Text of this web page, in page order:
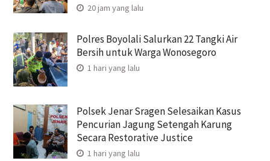
20 jam yang lalu
Polres Boyolali Salurkan 22 Tangki Air
Bersih untuk Warga Wonosegoro
1 hari yang lalu
Polsek Jenar Sragen Selesaikan Kasus
Pencurian Jagung Setengah Karung
Secara Restorative Justice
1 hari yang lalu